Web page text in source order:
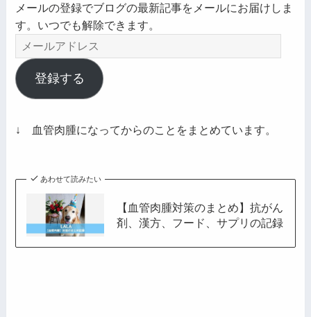
メールの登録でブログの最新記事をメールにお届けしま
す。いつでも解除できます。
メ
ー
ル
ア
レ
登録する
↓ 血管肉腫になってからのことをまとめています。
あわせて読みたい
【血管肉腫対策のまとめ】抗がん
剤、漢方、フード、サプリの記録